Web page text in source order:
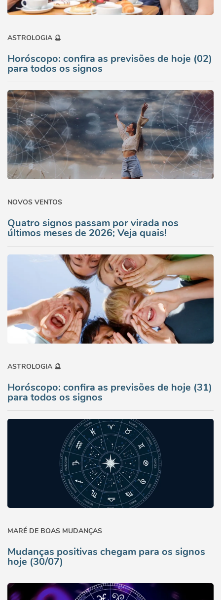
ASTROLOGIA 🔮
Horóscopo: confira as previsões de hoje (02)
para todos os signos
NOVOS VENTOS
Quatro signos passam por virada nos
últimos meses de 2026; Veja quais!
ASTROLOGIA 🔮
Horóscopo: confira as previsões de hoje (31)
para todos os signos
MARÉ DE BOAS MUDANÇAS
Mudanças positivas chegam para os signos
hoje (30/07)